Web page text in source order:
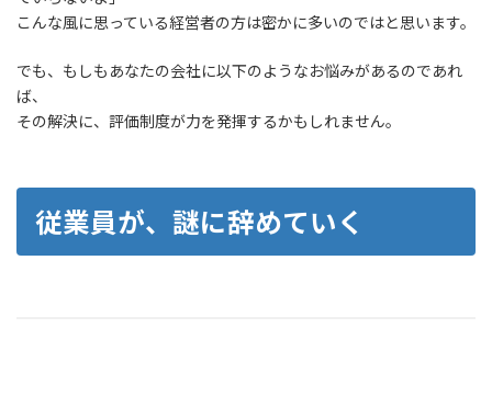
こんな風に思っている経営者の方は密かに多いのではと思います。
でも、もしもあなたの会社に以下のようなお悩みがあるのであれ
ば、
その解決に、評価制度が力を発揮するかもしれません。
従業員が、謎に辞めていく